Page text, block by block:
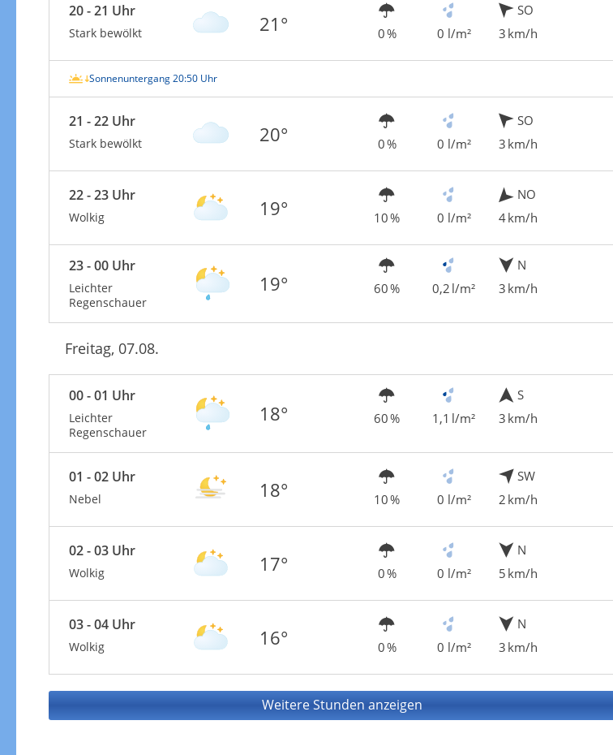
20 - 21 Uhr
Stark bewölkt 21° 0 % 0 l/m²
SO
3 km/h
Sonnenuntergang 20:50 Uhr
21 - 22 Uhr
Stark bewölkt 20° 0 % 0 l/m²
SO
3 km/h
22 - 23 Uhr
Wolkig 19° 10 % 0 l/m²
NO
4 km/h
23 - 00 Uhr
Leichter
Regenschauer
19° 60 % 0,2 l/m²
N
3 km/h
Freitag, 07.08.
00 - 01 Uhr
Leichter
Regenschauer
18° 60 % 1,1 l/m²
S
3 km/h
01 - 02 Uhr
Nebel 18° 10 % 0 l/m²
SW
2 km/h
02 - 03 Uhr
Wolkig 17° 0 % 0 l/m²
N
5 km/h
03 - 04 Uhr
Wolkig 16° 0 % 0 l/m²
N
3 km/h
Weitere Stunden anzeigen